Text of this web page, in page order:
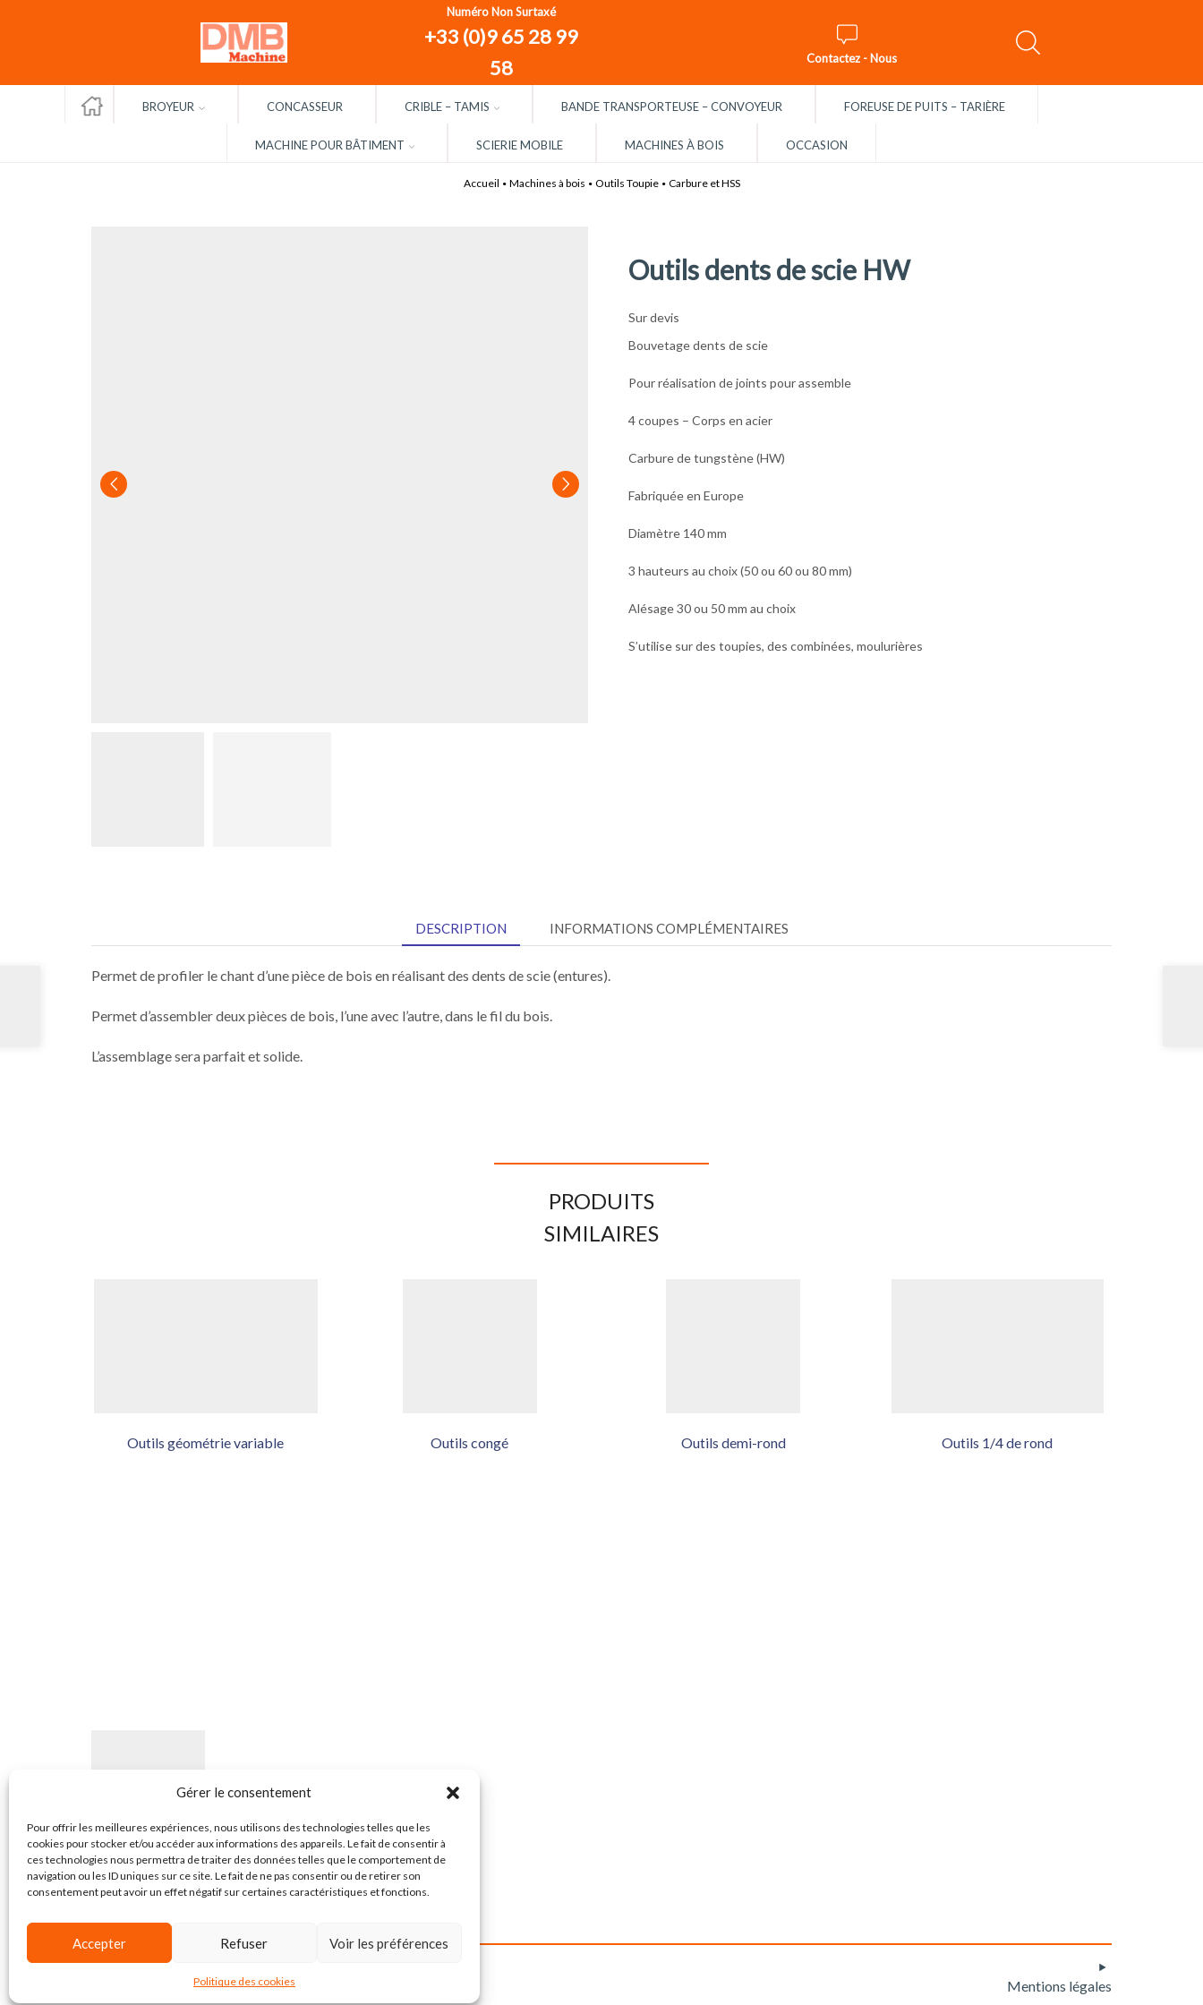
Gérer le consentement
Pour offrir les meilleures expériences, nous utilisons des technologies telles que les
cookies pour stocker et/ou accéder aux informations des appareils. Le fait de consentir à
ces technologies nous permettra de traiter des données telles que le comportement de
navigation ou les ID uniques sur ce site. Le fait de ne pas consentir ou de retirer son
consentement peut avoir un effet négatif sur certaines caractéristiques et fonctions.
Accepter Refuser Voir les préférences
Politique des cookies
Numéro Non Surtaxé
+33 (0)9 65 28 99
58
Contactez - Nous
BROYEUR CONCASSEUR CRIBLE – TAMIS BANDE TRANSPORTEUSE – CONVOYEUR FOREUSE DE PUITS – TARIÈRE
MACHINE POUR BÂTIMENT SCIERIE MOBILE MACHINES À BOIS OCCASION
Accueil • Machines à bois • Outils Toupie • Carbure et HSS
Outils dents de scie HW
Sur devis
Bouvetage dents de scie
Pour réalisation de joints pour assemble
4 coupes – Corps en acier
Carbure de tungstène (HW)
Fabriquée en Europe
Diamètre 140 mm
3 hauteurs au choix (50 ou 60 ou 80 mm)
Alésage 30 ou 50 mm au choix
S’utilise sur des toupies, des combinées, moulurières
DESCRIPTION INFORMATIONS COMPLÉMENTAIRES
Permet de profiler le chant d’une pièce de bois en réalisant des dents de scie (entures).
Permet d’assembler deux pièces de bois, l’une avec l’autre, dans le fil du bois.
L’assemblage sera parfait et solide.
PRODUITS
SIMILAIRES
Outils géométrie variable Outils congé Outils demi-rond Outils 1/4 de rond
50 rue du chateau - 02810 Torcy en Valois - France
Contactez - Nous
Qui sommes-nous ?
Copyright © 2020 DMB Machine – RCS 352 219 257 - Tous droits réservés Mentions légales